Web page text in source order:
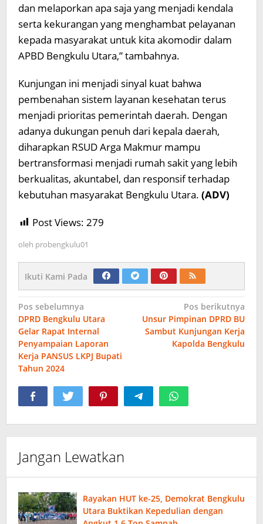
dan melaporkan apa saja yang menjadi kendala
serta kekurangan yang menghambat pelayanan
kepada masyarakat untuk kita akomodir dalam
APBD Bengkulu Utara,” tambahnya.
Kunjungan ini menjadi sinyal kuat bahwa
pembenahan sistem layanan kesehatan terus
menjadi prioritas pemerintah daerah. Dengan
adanya dukungan penuh dari kepala daerah,
diharapkan RSUD Arga Makmur mampu
bertransformasi menjadi rumah sakit yang lebih
berkualitas, akuntabel, dan responsif terhadap
kebutuhan masyarakat Bengkulu Utara. (ADV)
Post Views: 279
oleh probengkulu01
Ikuti Kami Pada
Navigasi
pos
Pos sebelumnya
DPRD Bengkulu Utara
Gelar Rapat Internal
Penyampaian Laporan
Kerja PANSUS LKPJ Bupati
Tahun 2024
Pos berikutnya
Unsur Pimpinan DPRD BU
Sambut Kunjungan Kerja
Kapolda Bengkulu
Jangan Lewatkan
Rayakan HUT ke-25, Demokrat Bengkulu
Utara Buktikan Kepedulian dengan